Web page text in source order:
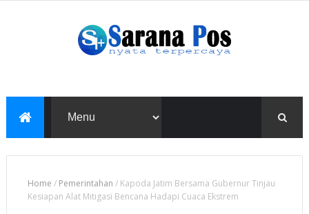
Home / Pemerintahan / Kapoda Jatim Bersama Gubernur Tinjau
Kesiapan Alat Mitigasi Bencana Hadapi Cuaca Ekstrem